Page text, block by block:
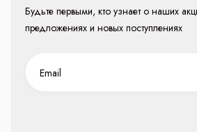
Будьте первыми, кто узнает о наших
предложениях и новых поступлениях